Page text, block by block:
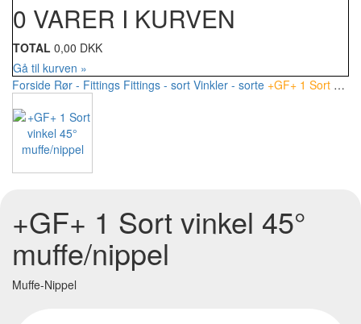
0 VARER I KURVEN
TOTAL 0,00 DKK
Gå til kurven »
Forside Rør - Fittings Fittings - sort Vinkler - sorte +GF+ 1 Sort vinkel 45° muffe/nippel
+GF+ 1 Sort vinkel 45°
muffe/nippel
Muffe-Nippel